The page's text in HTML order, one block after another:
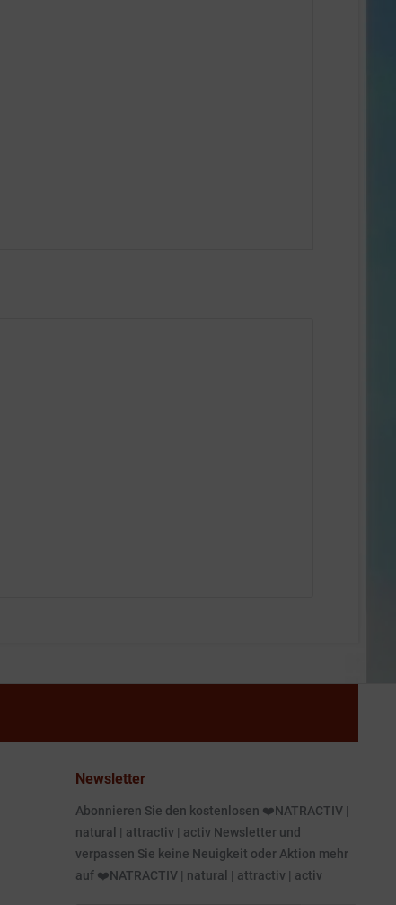
Newsletter
Abonnieren Sie den kostenlosen ❤️NATRACTIV |
natural | attractiv | activ Newsletter und
verpassen Sie keine Neuigkeit oder Aktion mehr
auf ❤️NATRACTIV | natural | attractiv | activ